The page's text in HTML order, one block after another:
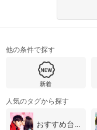
他の条件で探す
新着
人気のタグから探す
おすすめ台湾・中国ドラマ